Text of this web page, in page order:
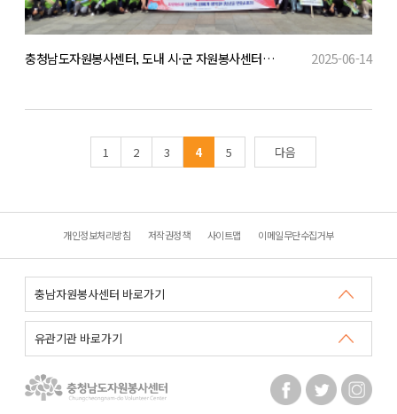
충청남도자원봉사센터, 도내 시·군 자원봉사센터와 자원봉사 공동캠페인 개최! 2025-06-14
1 2 3 4 5 다음
개인정보처리방침 저작권정책 사이트맵 이메일무단수집거부